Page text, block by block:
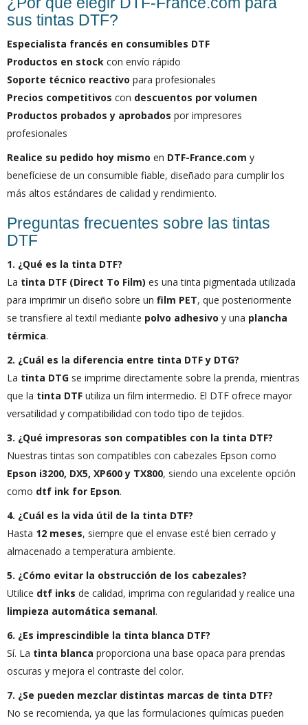
sus tintas DTF?
Especialista francés en consumibles DTF
Productos en stock con envío rápido
Soporte técnico reactivo para profesionales
Precios competitivos con descuentos por volumen
Productos probados y aprobados por impresores
profesionales
Realice su pedido hoy mismo en DTF-France.com y
benefíciese de un consumible fiable, diseñado para cumplir los
más altos estándares de calidad y rendimiento.
Preguntas frecuentes sobre las tintas
DTF
1. ¿Qué es la tinta DTF?
La tinta DTF (Direct To Film) es una tinta pigmentada utilizada
para imprimir un diseño sobre un film PET, que posteriormente
se transfiere al textil mediante polvo adhesivo y una plancha
térmica.
2. ¿Cuál es la diferencia entre tinta DTF y DTG?
La tinta DTG se imprime directamente sobre la prenda, mientras
que la tinta DTF utiliza un film intermedio. El DTF ofrece mayor
versatilidad y compatibilidad con todo tipo de tejidos.
3. ¿Qué impresoras son compatibles con la tinta DTF?
Nuestras tintas son compatibles con cabezales Epson como
Epson i3200, DX5, XP600 y TX800, siendo una excelente opción
como dtf ink for Epson.
4. ¿Cuál es la vida útil de la tinta DTF?
Hasta 12 meses, siempre que el envase esté bien cerrado y
almacenado a temperatura ambiente.
5. ¿Cómo evitar la obstrucción de los cabezales?
Utilice dtf inks de calidad, imprima con regularidad y realice una
limpieza automática semanal.
6. ¿Es imprescindible la tinta blanca DTF?
Sí. La tinta blanca proporciona una base opaca para prendas
oscuras y mejora el contraste del color.
7. ¿Se pueden mezclar distintas marcas de tinta DTF?
No se recomienda, ya que las formulaciones químicas pueden